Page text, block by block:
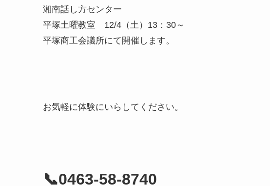
湘南話し方センター
平塚土曜教室 12/4（土）13：30～
平塚商工会議所にて開催します。
お気軽に体験にいらしてください。
📞0463-58-8740